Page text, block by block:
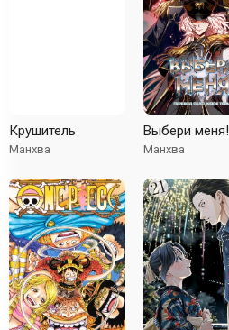
Крушитель
Манхва
Выбери меня!
Манхва